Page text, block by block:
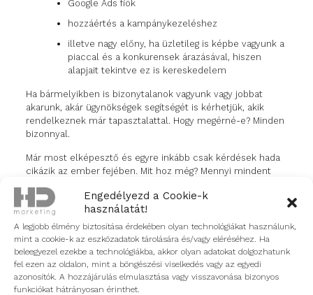
Engedélyezd a Cookie-k
használatát!
A legjobb élmény biztosítása érdekében olyan technológiákat használunk,
mint a cookie-k az eszközadatok tárolására és/vagy eléréséhez. Ha
beleegyezel ezekbe a technológiákba, akkor olyan adatokat dolgozhatunk
fel ezen az oldalon, mint a böngészési viselkedés vagy az egyedi
azonosítók. A hozzájárulás elmulasztása vagy visszavonása bizonyos
funkciókat hátrányosan érinthet.
Google Ads fiók
hozzáértés a kampánykezeléshez
illetve nagy előny, ha üzletileg is képbe vagyunk a
piaccal és a konkurensek árazásával, hiszen
alapjait tekintve ez is kereskedelem
Ha bármelyikben is bizonytalanok vagyunk vagy jobbat
akarunk, akár ügynökségek segítségét is kérhetjük, akik
rendelkeznek már tapasztalattal. Hogy megérné-e? Minden
bizonnyal.
Már most elképesztő és egyre inkább csak kérdések hada
cikázik az ember fejében. Mit hoz még? Mennyi mindent
Mire vár, még aki nem kezdett bele? Fel tudok venni elég
embert az ennek a következtében megnövekvő forgalom
kiszolgálására?
Ezen kérdések egy részére mi is keressük a választ a hazai
piacon, de a külföldi tapasztalataink alapján várhatóan nagy
szeletet fog kihasítani a termék alapú értékesítésből. A
további tapasztalatokról és alap beállításokról hamarosan